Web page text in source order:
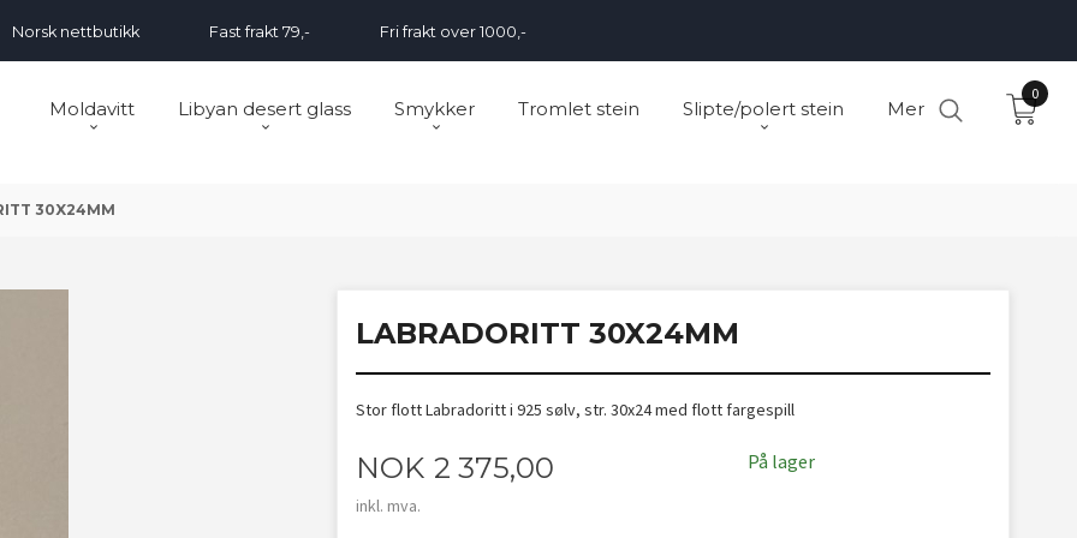
Norsk nettbutikk Fast frakt 79,- Fri frakt over 1000,-
Moldavitt Libyan desert glass Smykker Tromlet stein Slipte/polert stein Mer
0
30X24MM
LABRADORITT 30X24MM
Stor flott Labradoritt i 925 sølv, str. 30x24 med flott fargespill
Pris
NOK 2 375,00
inkl. mva.
På lager